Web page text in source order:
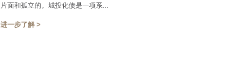
片面和孤立的。城投化债是一项系...
进一步了解 >